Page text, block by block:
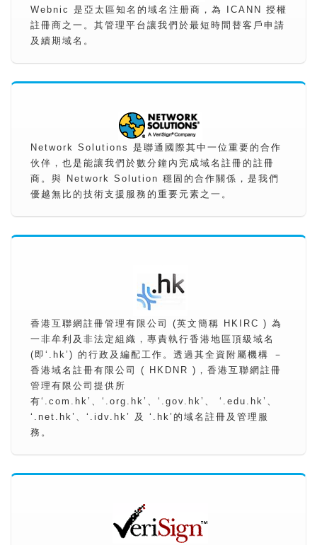
Webnic 是亞太區知名的域名注册商，為 ICANN 授權
註冊商之一。其管理平台讓我們於最短時間替客戶申請
及續期域名。
Network Solutions 是聯通國際其中一位重要的合作
伙伴，也是能讓我們於數分鐘內完成域名註冊的註冊
商。與 Network Solution 穩固的合作關係，是我們
優越無比的技術支援服務的重要元素之一。
香港互聯網註冊管理有限公司 (英文簡稱 HKIRC ) 為
一非牟利及非法定組織，專責執行香港地區頂級域名
(即‘.hk’) 的行政及編配工作。透過其全資附屬機構 －
香港域名註冊有限公司 ( HKDNR )，香港互聯網註冊
管理有限公司提供所
有‘.com.hk’、‘.org.hk’、‘.gov.hk’、 ‘.edu.hk’、
‘.net.hk’、‘.idv.hk’ 及 ‘.hk’的域名註冊及管理服
務。